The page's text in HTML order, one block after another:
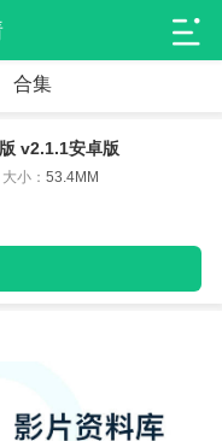
合集
v2.1.1安卓版
大小：53.4MM